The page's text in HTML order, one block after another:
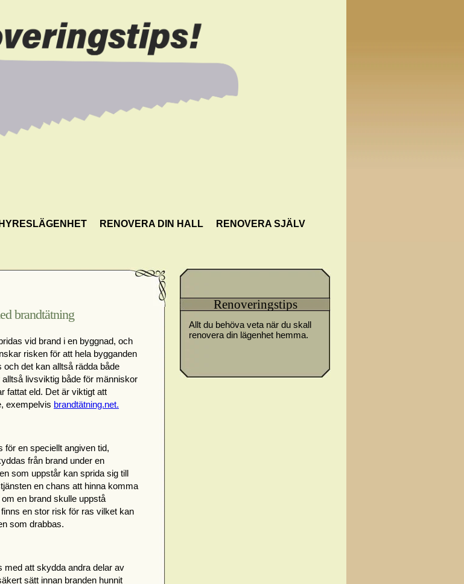
RENOVERA DIN HALL
RENOVERA SJÄLV
brandtätning
vid brand i en byggnad, och
risken för att hela bygganden
och det kan alltså rädda både
livsviktig både för människor
fattat eld. Det är viktigt att
exempelvis brandtätning.net.
för en speciellt angiven tid,
från brand under en
som uppstår kan sprida sig till
en chans att hinna komma
en brand skulle uppstå
en stor risk för ras vilket kan
som drabbas.
med att skydda andra delar av
sätt innan branden hunnit
Renoveringstips
Allt du behöva veta när du skall
renovera din lägenhet hemma.